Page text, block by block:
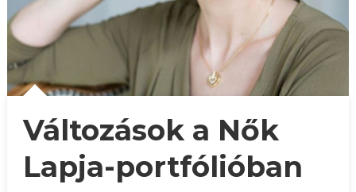
Változások a Nők
Lapja-portfólióban